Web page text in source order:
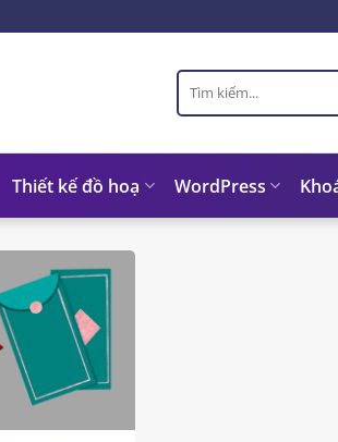
Tìm
kiếm:
Thiết kế đồ hoạ WordPress